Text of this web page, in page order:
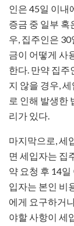
인은 45일 이내
증금 중 일부 혹
우, 집주인은
금이 어떻게 사
한다. 만약 집
지 않을 경우,
로 인해 발생한
리가 있다.
마지막으로, 세
면 세입자는 집
약 요청 후 14
입자는 본인 비
에게 요구하거
야할 사항이 세